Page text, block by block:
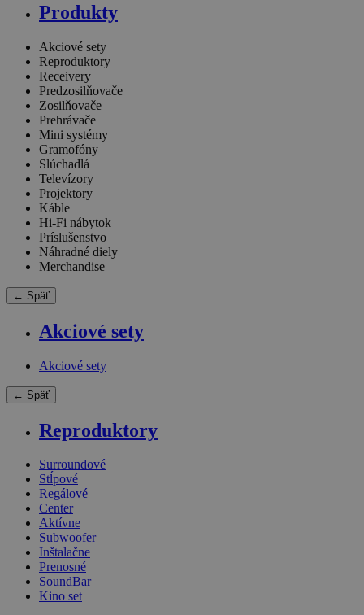
Produkty
Akciové sety
Reproduktory
Receivery
Predzosilňovače
Zosilňovače
Prehrávače
Mini systémy
Gramofóny
Slúchadlá
Televízory
Projektory
Káble
Hi-Fi nábytok
Príslušenstvo
Náhradné diely
Merchandise
← Späť
Akciové sety
Akciové sety
← Späť
Reproduktory
Surroundové
Stĺpové
Regálové
Center
Aktívne
Subwoofer
Inštalačne
Prenosné
SoundBar
Kino set